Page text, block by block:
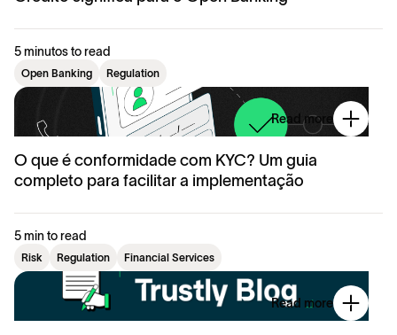
5 minutos to read
Open Banking Regulation
Read more
O que é conformidade com KYC? Um guia
completo para facilitar a implementação
5 min to read
Risk Regulation Financial Services
Read more